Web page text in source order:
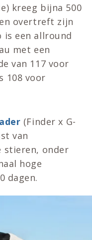
kreeg bijna 500
overtreft zijn
is een allround
met een
van 117 voor
108 voor
(Finder x G-
van
stieren, onder
hoge
dagen.